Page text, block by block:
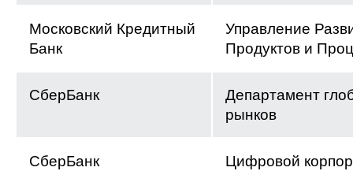
Московский Кредитный
Банк
Управление
Продуктов и
СберБанк
Департамент
рынков
СберБанк
Цифровой